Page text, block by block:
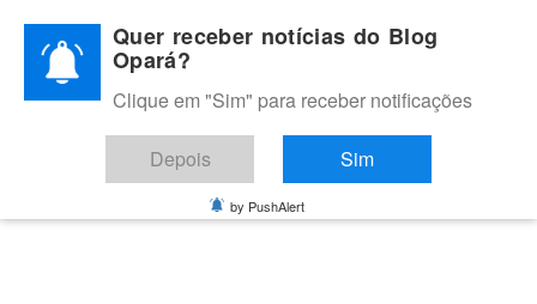
content
BLOG OPARÁ
Melhores notícias de Juazeiro, Petrolina e do Vale do São
Francisco
Quer receber notícias do Blog
Opará?
Clique em "Sim" para receber notificações
Depois Sim
by PushAlert